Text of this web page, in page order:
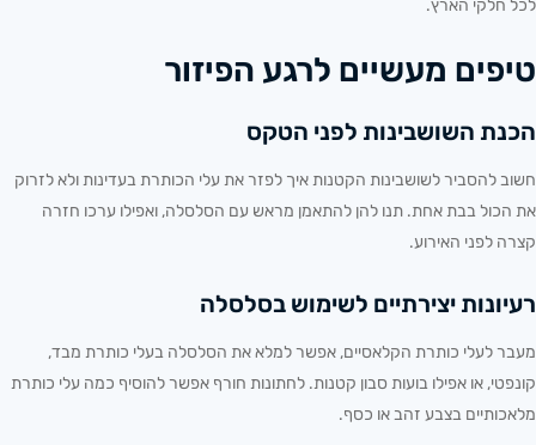
לכל חלקי הארץ.
טיפים מעשיים לרגע הפיזור
הכנת השושבינות לפני הטקס
חשוב להסביר לשושבינות הקטנות איך לפזר את עלי הכותרת בעדינות ולא לזרוק
את הכול בבת אחת. תנו להן להתאמן מראש עם הסלסלה, ואפילו ערכו חזרה
קצרה לפני האירוע.
רעיונות יצירתיים לשימוש בסלסלה
מעבר לעלי כותרת הקלאסיים, אפשר למלא את הסלסלה בעלי כותרת מבד,
קונפטי, או אפילו בועות סבון קטנות. לחתונות חורף אפשר להוסיף כמה עלי כותרת
מלאכותיים בצבע זהב או כסף.